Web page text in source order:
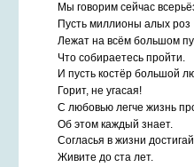
Мы говорим сейчас
Пусть миллионы алых роз
Лежат на всём большом
Что собираетесь пройти.
И пусть костёр большой
Горит, не угасая!
С любовью легче жизнь
Об этом каждый знает.
Согласья в жизни
Живите до ста лет.